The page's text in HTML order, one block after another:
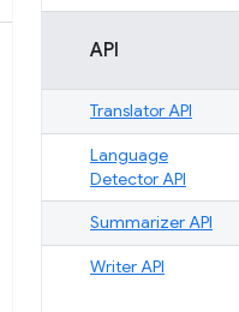
API
Translator API
Language
Detector API
Summarizer API
Writer API